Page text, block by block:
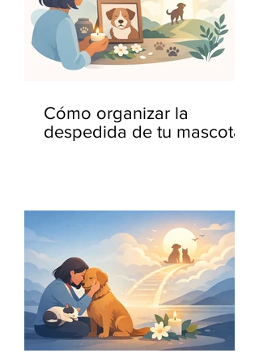
Cómo organizar la
despedida de tu mascota